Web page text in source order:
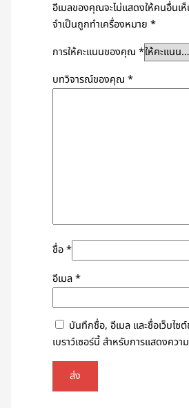
อีเมลของคุณจะไม่แสดงให้คนอื่นเ
จำเป็นถูกทำเครื่องหมาย*
การให้คะแนนของคุณ*
บทวิจารณ์ของคุณ*
ชื่อ*
อีเมล*
บันทึกชื่อ, อีเมล และชื่อเว็บไซ
เบราว์เซอร์นี้ สำหรับการแสดงควา